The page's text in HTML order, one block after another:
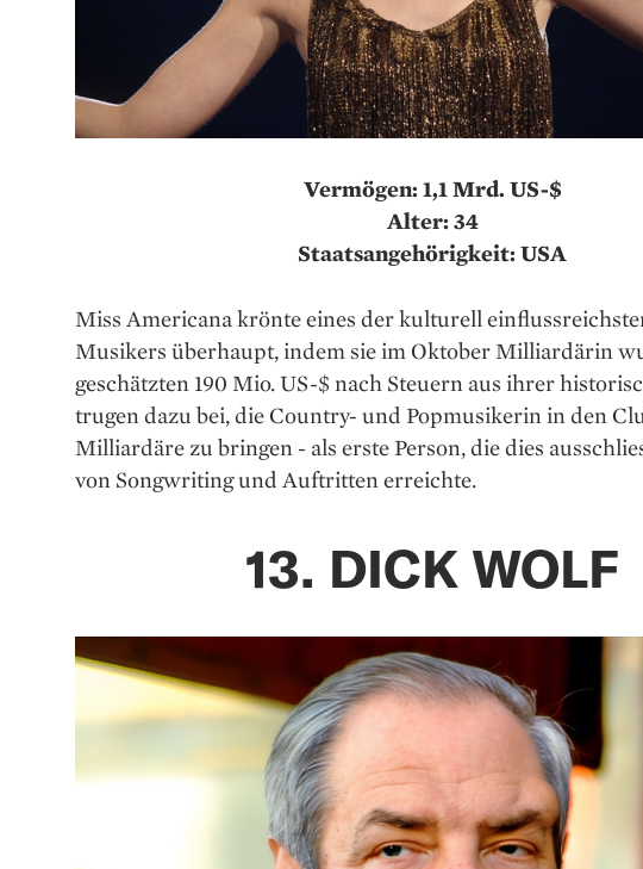
Vermögen: 1,1 Mrd. US-$
Alter: 34
Staatsangehörigkeit: USA
Miss Americana krönte eines der kulturell
Musikers überhaupt, indem sie im Oktober Milliardärin
geschätzten 190 Mio. US-$ nach Steuern aus ihrer
trugen dazu bei, die Country- und Popmusikerin in den
Milliardäre zu bringen - als erste Person, die dies
von Songwriting und Auftritten erreichte.
13. DICK WOLF